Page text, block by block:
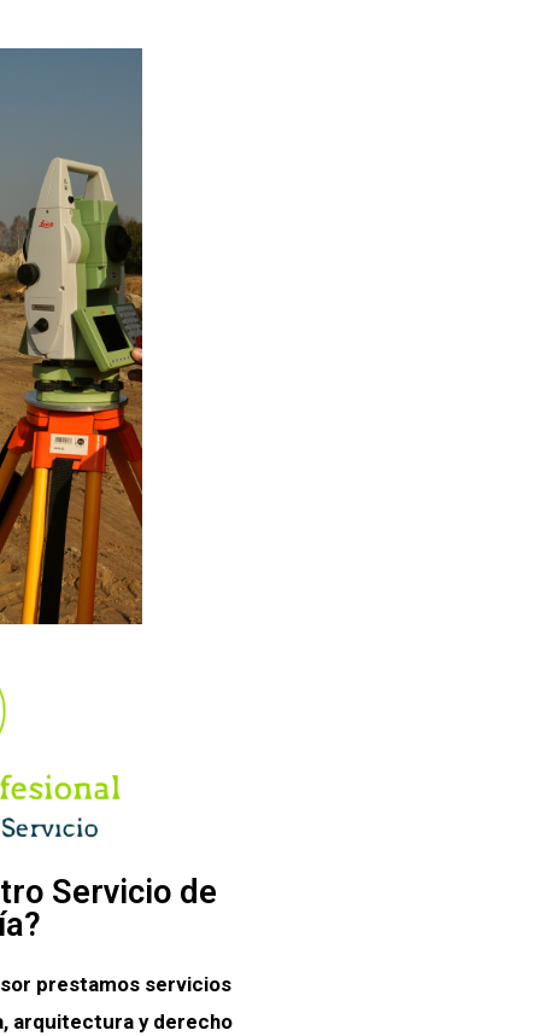
Servicio de
prestamos servicios
arquitectura y derecho